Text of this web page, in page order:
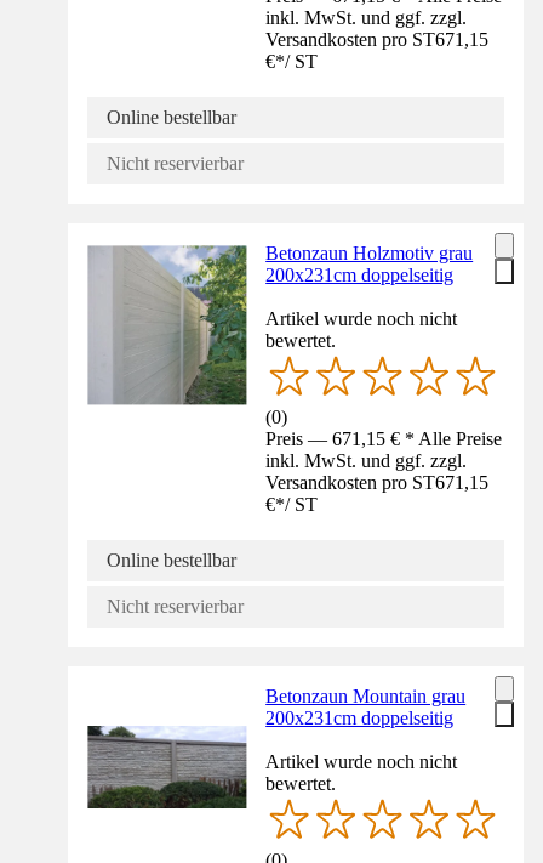
inkl. MwSt. und ggf. zzgl.
Versandkosten pro ST671,15
€*/ ST
Online bestellbar
Nicht reservierbar
Betonzaun Holzmotiv grau
200x231cm doppelseitig
Artikel wurde noch nicht
bewertet.
(0)
Preis — 671,15 € * Alle Preise
inkl. MwSt. und ggf. zzgl.
Versandkosten pro ST671,15
€*/ ST
Online bestellbar
Nicht reservierbar
Betonzaun Mountain grau
200x231cm doppelseitig
Artikel wurde noch nicht
bewertet.